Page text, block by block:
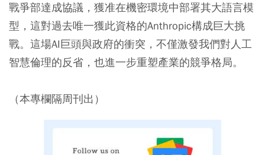
戰爭部達成協議，獲准在機密環境中部署其大語言模
型，這對過去唯一獲此資格的Anthropic構成巨大挑
戰。這場AI巨頭與政府的衝突，不僅激發我們對人工
智慧倫理的反省，也進一步重塑產業的競爭格局。
（本專欄隔周刊出）